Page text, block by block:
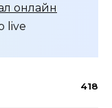
онлайн
live
418